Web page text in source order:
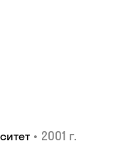
• 2001 г.